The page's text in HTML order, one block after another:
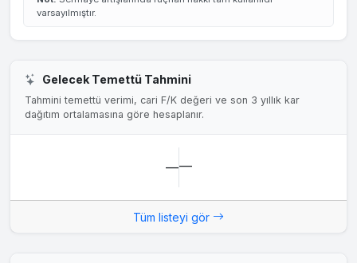
varsayılmıştır.
Gelecek Temettü Tahmini
Tahmini temettü verimi, cari F/K değeri ve son 3 yıllık kar
dağıtım ortalamasına göre hesaplanır.
——
Tüm listeyi gör